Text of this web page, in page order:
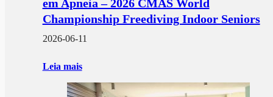
em Apneia – 2026 CMAS World
Championship Freediving Indoor Seniors
2026-06-11
Leia mais